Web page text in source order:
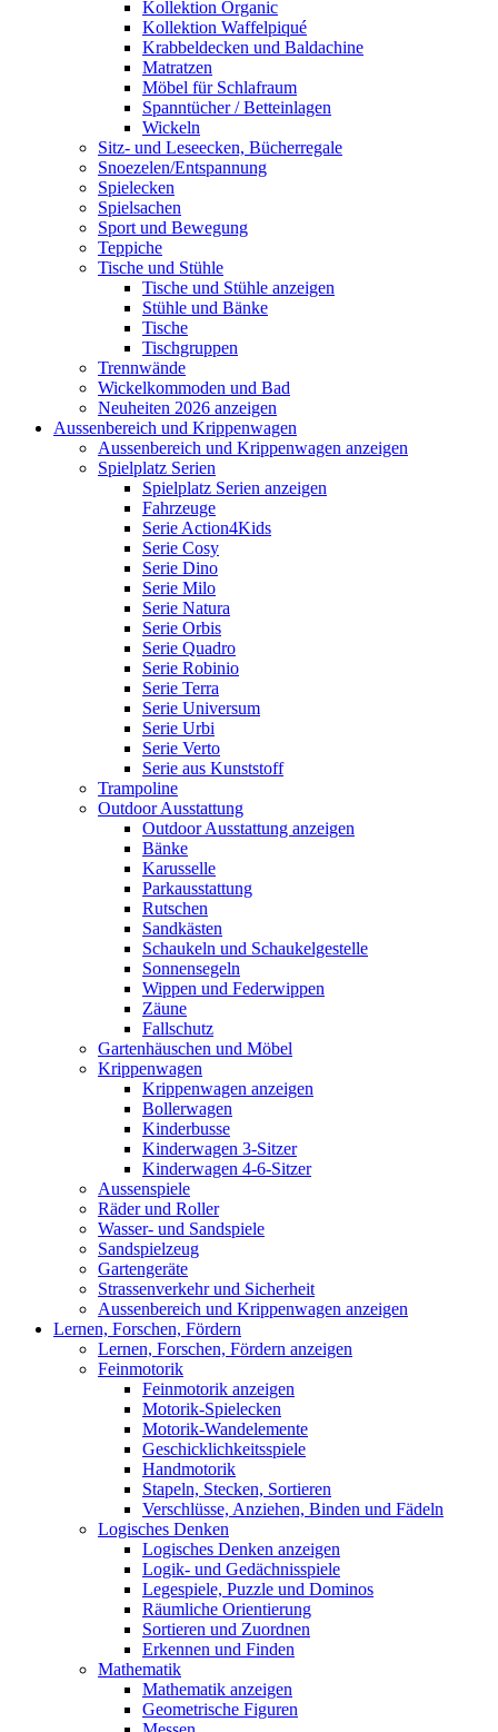
Kollektion Organic
Kollektion Waffelpiqué
Krabbeldecken und Baldachine
Matratzen
Möbel für Schlafraum
Spanntücher / Betteinlagen
Wickeln
Sitz- und Leseecken, Bücherregale
Snoezelen/Entspannung
Spielecken
Spielsachen
Sport und Bewegung
Teppiche
Tische und Stühle
Tische und Stühle anzeigen
Stühle und Bänke
Tische
Tischgruppen
Trennwände
Wickelkommoden und Bad
Neuheiten 2026 anzeigen
Aussenbereich und Krippenwagen
Aussenbereich und Krippenwagen anzeigen
Spielplatz Serien
Spielplatz Serien anzeigen
Fahrzeuge
Serie Action4Kids
Serie Cosy
Serie Dino
Serie Milo
Serie Natura
Serie Orbis
Serie Quadro
Serie Robinio
Serie Terra
Serie Universum
Serie Urbi
Serie Verto
Serie aus Kunststoff
Trampoline
Outdoor Ausstattung
Outdoor Ausstattung anzeigen
Bänke
Karusselle
Parkausstattung
Rutschen
Sandkästen
Schaukeln und Schaukelgestelle
Sonnensegeln
Wippen und Federwippen
Zäune
Fallschutz
Gartenhäuschen und Möbel
Krippenwagen
Krippenwagen anzeigen
Bollerwagen
Kinderbusse
Kinderwagen 3-Sitzer
Kinderwagen 4-6-Sitzer
Aussenspiele
Räder und Roller
Wasser- und Sandspiele
Sandspielzeug
Gartengeräte
Strassenverkehr und Sicherheit
Aussenbereich und Krippenwagen anzeigen
Lernen, Forschen, Fördern
Lernen, Forschen, Fördern anzeigen
Feinmotorik
Feinmotorik anzeigen
Motorik-Spielecken
Motorik-Wandelemente
Geschicklichkeitsspiele
Handmotorik
Stapeln, Stecken, Sortieren
Verschlüsse, Anziehen, Binden und Fädeln
Logisches Denken
Logisches Denken anzeigen
Logik- und Gedächnisspiele
Legespiele, Puzzle und Dominos
Räumliche Orientierung
Sortieren und Zuordnen
Erkennen und Finden
Mathematik
Mathematik anzeigen
Geometrische Figuren